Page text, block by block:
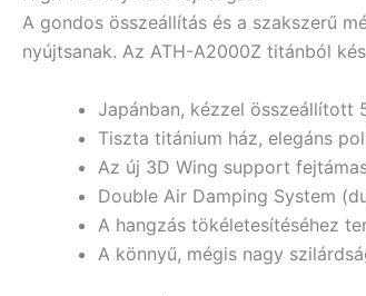
A gondos összeállítás és a szakszerű
nyújtsanak. Az ATH-A2000Z titánból
Japánban, kézzel összeállított
Tiszta titánium ház, elegáns
Az új 3D Wing support
Double Air Damping System
A hangzás tökéletesítéséhez
A könnyű, mégis nagy